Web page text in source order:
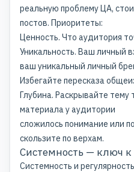
реальную проблему ЦА,
постов. Приоритеты:
Ценность. Что аудитория
Уникальность. Ваш личный
ваш уникальный личный
Избегайте пересказа
Глубина. Раскрывайте тему
материала у аудитории
сложилось понимание или
скользите по верхам.
Системность — ключ к
Системность и